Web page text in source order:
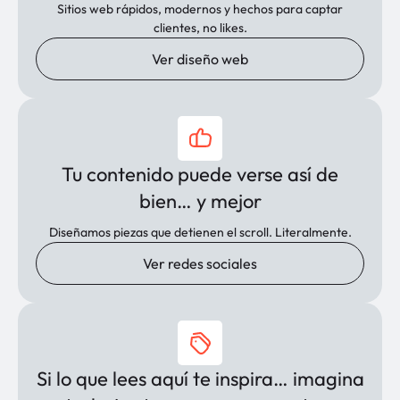
Sitios web rápidos, modernos y hechos para captar
clientes, no likes.
Ver diseño web
Tu contenido puede verse así de
bien… y mejor
Diseñamos piezas que detienen el scroll. Literalmente.
Ver redes sociales
Si lo que lees aquí te inspira… imagina